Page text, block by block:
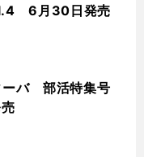
6月30日発売
ーバ 部活特集号